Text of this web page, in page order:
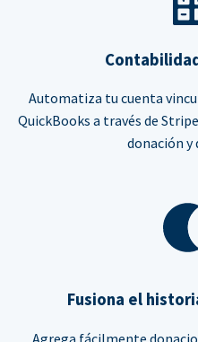
Automatiza tu cuenta
QuickBooks a través de
donación y
Fusiona el
Agrega fácilmente